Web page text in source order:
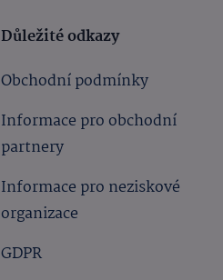
Důležité odkazy
Obchodní podmínky
Informace pro obchodní
partnery
Informace pro neziskové
organizace
GDPR